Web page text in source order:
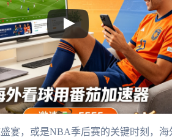
宴，或是NBA季后赛的关键时刻，海